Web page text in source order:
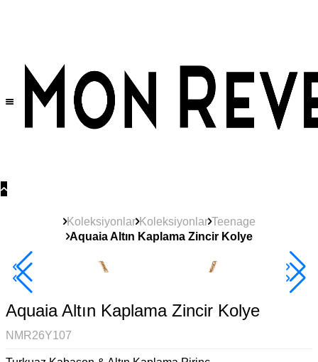
Koleksiyonlar Koleksiyonlar Teenage
Aquaia Altın Kaplama Zincir Kolye
Yeni Ürün
Aquaia Altın Kaplama Zincir Kolye
NMR26Y107